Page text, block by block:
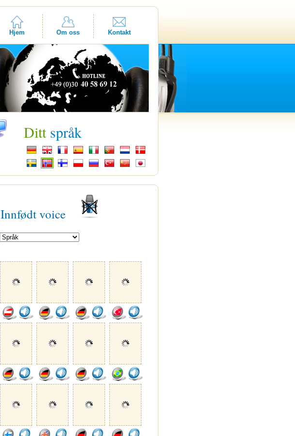
Hjem Om oss Kontakt
Ditt språk
Innfødt voice